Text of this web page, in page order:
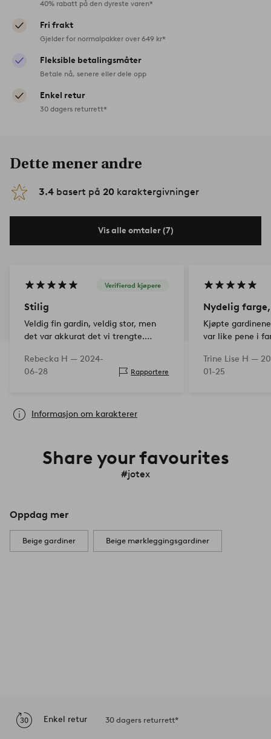
40% rabatt på den dyreste varen*
Fri frakt
Gjelder for normalpakker over 649 kr*
Fleksible betalingsmåter
Betale nå, senere eller dele opp
Enkel retur
30 dagers returrett*
Dette mener andre
3.4 basert på 20 karaktergivninger
Vis alle omtaler (7)
Verifierad kjøpere
Stilig
Veldig fin gardin, veldig stor, men
det var akkurat det vi trengte.
Rebecka H — 2024-
06-28
Rapportere
Nydelig
Kjøpte
var like pene i
Trine Lise H —
01-25
Informasjon om karakterer
Share your favourites
#jotex
Oppdag mer
Beige gardiner Beige mørkleggingsgardiner
Enkel retur 30 dagers returrett*